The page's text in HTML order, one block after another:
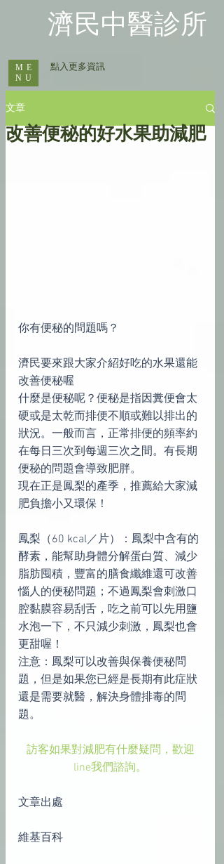
​濟民中醫診所
ME
NU
​ 點入更多資訊
文章
改善便秘的好水果助減肥
你有便秘的問題嗎？
濟民要來跟大家介紹好吃的水果還能
改善便秘喔
什麼是便秘呢？便秘是指因糞便會太
硬或是太乾而排便不順或難以排出的
狀況。一般而言，正常排便的頻率約
在每日三次到每週三次之間。有長期
便秘的問題會導致肥胖。
現在正是鳳梨的產季，推薦給大家減
肥負擔小又環保！
鳳梨（60 kcal／片）：鳳梨中含有的
酵素，能幫助身體分解蛋白質、減少
脂肪囤積，豐富的膳食纖維還可改善
惱人的便秘問題；不過鳳梨會刺激口
腔黏膜容易刮舌，吃之前可以先用鹽
水泡一下，不只減少刺激，鳳梨也會
更甜喔！
注意：鳳梨可以改善與保養便秘問
題，但是如果您已經是長期有此症狀
還是需要就醫，解決身體排毒的問
題。
訪客如果對減肥有什麼疑問，歡迎
line我們諮詢。
文章出處
維基百科